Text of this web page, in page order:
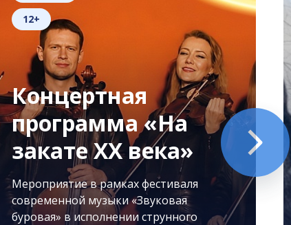
12+
Концертная
программа «На
закате XX века»
Мероприятие в рамках фестиваля
современной музыки «Звуковая
буровая» в исполнении струнного